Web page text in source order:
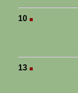
10
13